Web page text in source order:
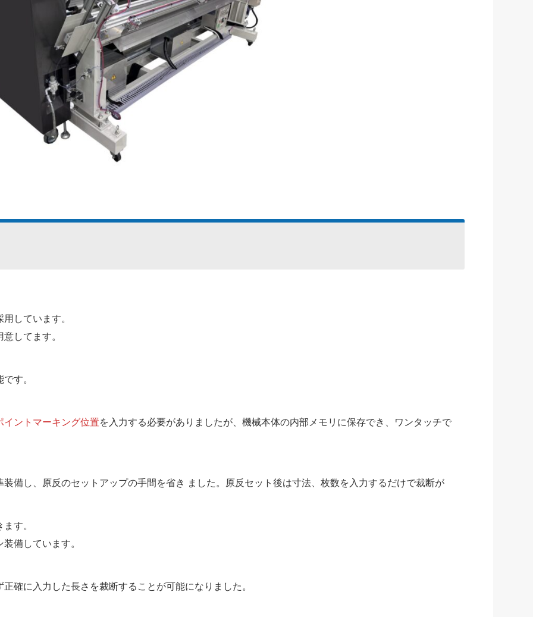
用しています。
してます。
す。
イントマーキング位置を入力する必要がありましたが、機械本体の内部メモリに保存でき、ワンタッチで
装備し、原反のセットアップの手間を省き ました。原反セット後は寸法、枚数を入力するだけで裁断が
す。
備しています。
確に入力した長さを裁断することが可能になりました。